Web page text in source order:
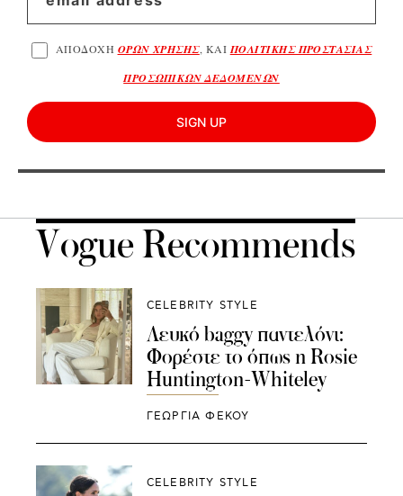
ΑΠΟΔΟΧΗ ΟΡΩΝ ΧΡΗΣΗΣ, ΚΑΙΠΟΛΙΤΙΚΗΣ ΠΡΟΣΤΑΣΙΑΣ
ΠΡΟΣΩΠΙΚΩΝ ΔΕΔΟΜΕΝΩΝ
SIGN UP
Vogue Recommends
CELEBRITY STYLE
Λευκό baggy παντελόνι:
Φορέστε το όπως η Rosie
Huntington-Whiteley
ΓΕΩΡΓΙΑ ΦΕΚΟΥ
CELEBRITY STYLE